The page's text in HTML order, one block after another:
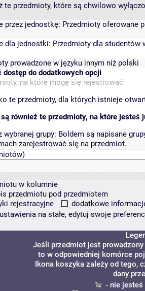
te przedmioty, które są chwilowo
przez jednostkę: Przedmioty oferowane
dla jednostki: Przedmioty dla studentów
prowadzone w języku innym niż polski
do dodatkowych opcji
na które mogę się rejestrować
te przedmioty, dla których istnieje
również te przedmioty, na które jesteś
wybranej grupy: Boldem są napisane
zarejestrować się na przedmiot.
w kolumnie
przedmiotu pod przedmiotem
rejestracyjne
dodatkowe
na stałe, edytuj swoje
Jeśli przedmiot jest
to w odpowiedniej komórce
Ikona koszyka zależy od tego,
dany
- nie